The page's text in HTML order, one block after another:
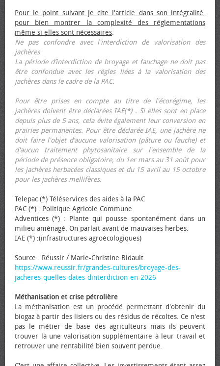
Pour le point suivant je cite l'article dans son intégralité,
pour bien montrer la complexité des réglementations
même si elles sont nécessaires.
Ne pas confondre avec l'interdiction de valorisation des
jachères
La période d’interdiction de broyage et fauchage ne doit pas
être confondue avec les règles liées à la valorisation des
jachères dans le cadre de la PAC.
Pour être prises en compte au titre de l'écorégime, les
jachères doivent être déclarées IAE(*) . Si elles sont en place
depuis plus de 5 ans, cela évite également leur conversion en
prairies permanentes. Pour être déclarée IAE, une jachère ne
doit faire l'objet d’aucune valorisation (pâture ou fauche) et
d'aucun traitement phytosanitaire sur l'ensemble de la
période de présence obligatoire, du 1er mars au 31 août pour
les jachères herbacées classiques et du 15 avril au 15 octobre
pour les jachères mellifères.
Telepac (*) Téléservices des aides à la PAC
PAC (*) : Politique Agricole Commune
Adventices (*) : Plante qui pousse spontanément dans un
milieu aménagé. On parlait avant de mauvaises herbes.
IAE (*) :(infrastructures agroécologiques)
Source : Réussir / Marie-Christine Bidault
https://www.reussir.fr/grandes-cultures/broyage-des-
jacheres-quelles-dates-dinterdiction-en-2026
Méthanisation et crise pétrolière
La méthanisation est un procédé permettant d'obtenir du
biogaz à partir des lisiers ou des résidus de récoltes. Ce n'est
pas le métier de base des agriculteurs mais ils peuvent
trouver là une valorisation supplémentaire à leur travail et
retrouver une rentabilité bien souvent perdue.